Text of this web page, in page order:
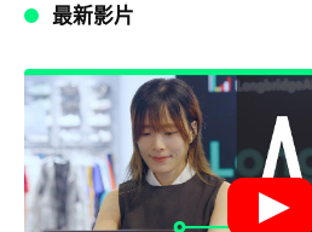
最新影片